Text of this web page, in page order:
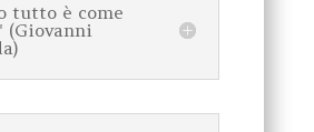
tutto è come
(Giovanni